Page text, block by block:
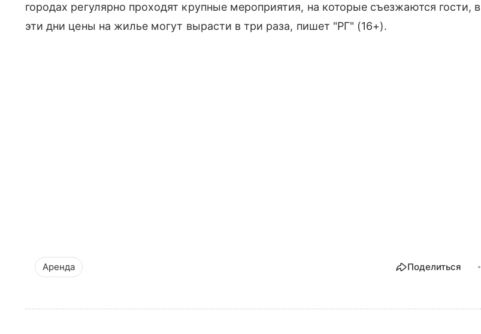
городах регулярно проходят крупные мероприятия, на которые съезжаются гости, в
эти дни цены на жилье могут вырасти в три раза, пишет "РГ" (16+).
Аренда Поделиться